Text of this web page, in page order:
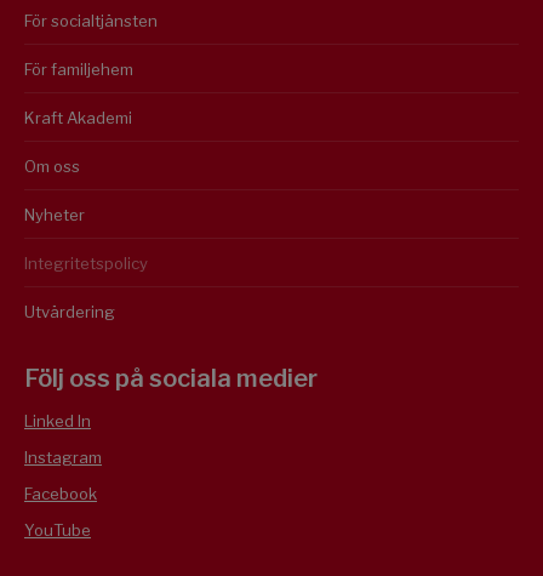
För socialtjänsten
För familjehem
Kraft Akademi
Om oss
Nyheter
Integritetspolicy
Utvärdering
Följ oss på sociala medier
Linked In
Instagram
Facebook
YouTube